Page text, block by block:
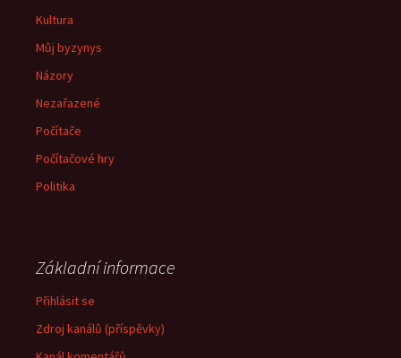
Kultura
Můj byzynys
Názory
Nezařazené
Počítače
Počítačové hry
Politika
Základní informace
Přihlásit se
Zdroj kanálů (příspěvky)